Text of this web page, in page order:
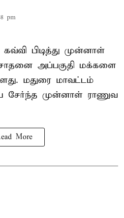
pm
பிடித்து முன்னாள்
அப்பகுதி மக்களை
மதுரை மாவட்டம்
சேர்ந்த முன்னாள் ராணுவ
More